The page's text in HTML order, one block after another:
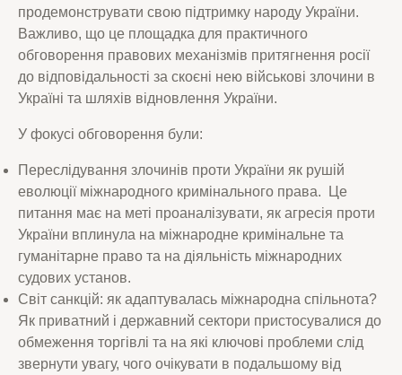
продемонструвати свою підтримку народу України.
Важливо, що це площадка для практичного
обговорення правових механізмів притягнення росії
до відповідальності за скоєні нею військові злочини в
Україні та шляхів відновлення України.
У фокусі обговорення були:
Переслідування злочинів проти України як рушій
еволюції міжнародного кримінального права. Це
питання має на меті проаналізувати, як агресія проти
України вплинула на міжнародне кримінальне та
гуманітарне право та на діяльність міжнародних
судових установ.
Світ санкцій: як адаптувалась міжнародна спільнота?
Як приватний і державний сектори пристосувалися до
обмеження торгівлі та на які ключові проблеми слід
звернути увагу, чого очікувати в подальшому від